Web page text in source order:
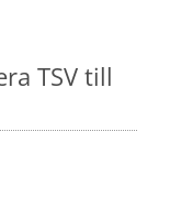
TSV till